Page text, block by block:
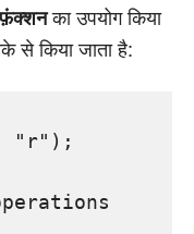
का उपयोग किया
से किया जाता है:
"r");